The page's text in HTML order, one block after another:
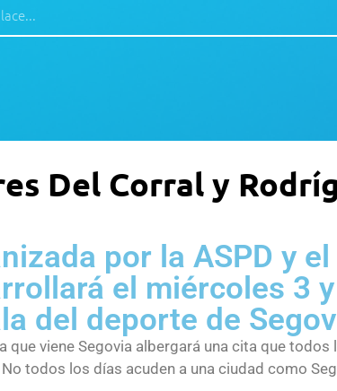
Del Corral y
por la ASPD y
el miércoles 3
del deporte de
que viene Segovia albergará una cita que
todos los días acuden a una ciudad como